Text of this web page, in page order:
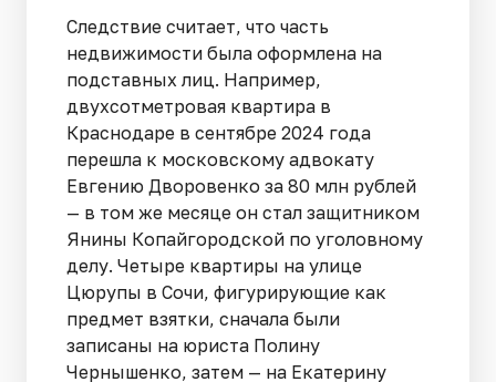
Следствие считает, что часть
недвижимости была оформлена на
подставных лиц. Например,
двухсотметровая квартира в
Краснодаре в сентябре 2024 года
перешла к московскому адво­кату
Евгению Дворовенко за 80 млн рублей
— в том же месяце он стал защитником
Янины Копайгородской по уголовному
делу. Четыре квартиры на улице
Цюрупы в Со­чи, фигурирующие как
предмет взятки, сначала были
записаны на юриста Полину
Чернышенко, затем — на Екатерину